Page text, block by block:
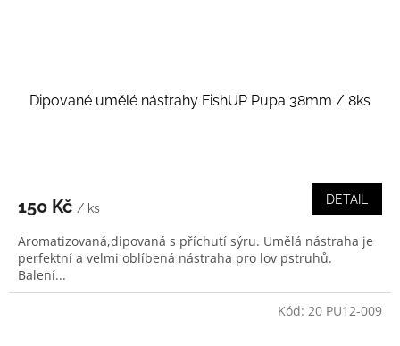
Dipované umělé nástrahy FishUP Pupa 38mm / 8ks
150 Kč / ks
DETAIL
Aromatizovaná,dipovaná s příchutí sýru. Umělá nástraha je
perfektní a velmi oblíbená nástraha pro lov pstruhů.
Balení...
Kód: 20 PU12-009